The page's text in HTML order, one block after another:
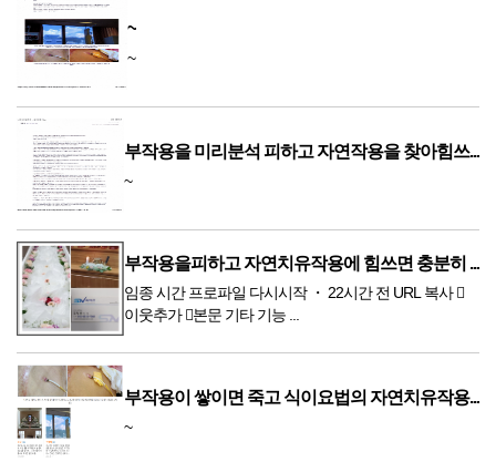
~
~
부작용을 미리분석 피하고 자연작용을 찾아힘쓰...
~
부작용을피하고 자연치유작용에 힘쓰면 충분히 ...
임종 시간 프로파일 다시시작 ・ 22시간 전 URL 복사 
부작용이 쌓이면 죽고 식이요법의 자연치유작용...
~